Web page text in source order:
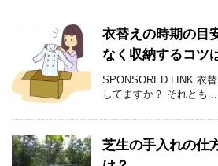
衣替えの時期の目
なく収納するコツ
SPONSORED LINK 衣
してますか？ それとも
芝生の手入れの仕